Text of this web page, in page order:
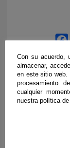
Con su acuerdo,
almacenar,
en este sitio web.
procesamiento
cualquier
nuestra política de